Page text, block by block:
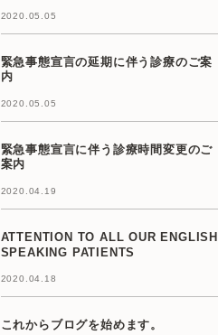
2020.05.05
緊急事態宣言の延期に伴う診療のご案
内
2020.05.05
緊急事態宣言に伴う診療時間変更のご
案内
2020.04.19
ATTENTION TO ALL OUR ENGLISH
SPEAKING PATIENTS
2020.04.18
これからブログを始めます。